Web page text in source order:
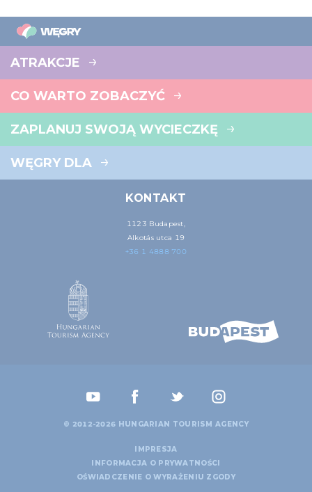
ATRAKCJE
CO WARTO ZOBACZYĆ
ZAPLANUJ SWOJĄ WYCIECZKĘ
WĘGRY DLA
KONTAKT
1123 Budapest,
Alkotás utca 19
+36 1 4888 700
© 2012-2026 HUNGARIAN TOURISM AGENCY
IMPRESJA
INFORMACJA O PRYWATNOŚCI
OŚWIADCZENIE O WYRAŻENIU ZGODY